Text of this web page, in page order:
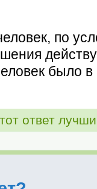
по
было в
ответ